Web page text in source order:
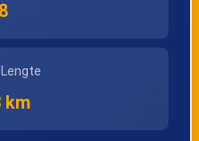
km